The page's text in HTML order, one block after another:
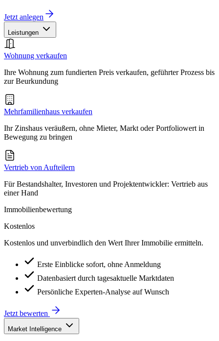
Jetzt anlegen
Leistungen
Wohnung verkaufen
Ihre Wohnung zum fundierten Preis verkaufen, geführter Prozess bis
zur Beurkundung
Mehrfamilienhaus verkaufen
Ihr Zinshaus veräußern, ohne Mieter, Markt oder Portfoliowert in
Bewegung zu bringen
Vertrieb von Aufteilern
Für Bestandshalter, Investoren und Projektentwickler: Vertrieb aus
einer Hand
Immobilienbewertung
Kostenlos
Kostenlos und unverbindlich den Wert Ihrer Immobilie ermitteln.
Erste Einblicke sofort, ohne Anmeldung
Datenbasiert durch tagesaktuelle Marktdaten
Persönliche Experten-Analyse auf Wunsch
Jetzt bewerten
Market Intelligence